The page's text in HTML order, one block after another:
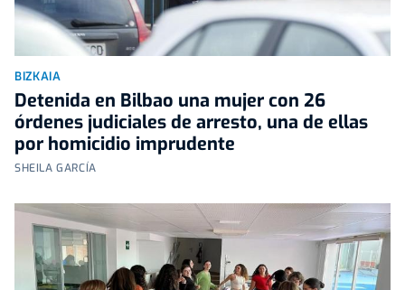
BIZKAIA
Detenida en Bilbao una mujer con 26
órdenes judiciales de arresto, una de ellas
por homicidio imprudente
SHEILA GARCÍA